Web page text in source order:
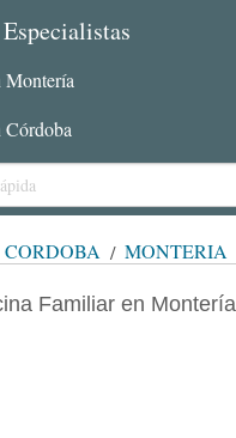
Montería
CÓRDOBA MONTERÍA
Familiar en Montería